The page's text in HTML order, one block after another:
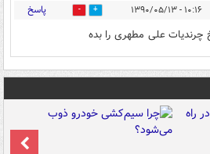
۱۰:۱۶ - ۱۳۹۰/۰۵/۱۳ 0 پاسخ
چرندیات علی مطهری را بده